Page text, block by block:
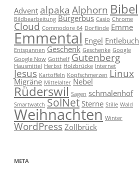
Advent alpaka Alphorn Bibel
Bildbearbeitung Bürgerbus Casio Chrome
Cloud Commodore 64 Dorflinde Emme
Emmental Engel Entlebuch
Entspannen Geschenk Geschenke Google
Google Now Gotthelf Gutenberg
Hausmittel Herbst Holzbrücke Internet
Jesus Kartoffeln Kopfschmerzen Linux
Migräne Mittelalter Nebel
Rüderswil Sagen schmalenhof
Smartwatch SolNet Sterne Stille Wald
Weihnachten Winter
WordPress Zollbrück
META